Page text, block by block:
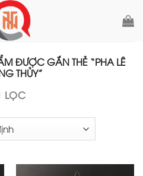
ĐƯỢC GẮN THẺ “PHA LÊ
THỦY”
LỌC